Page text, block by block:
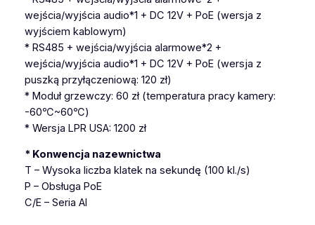
wejścia/wyjścia audio*1 + DC 12V + PoE (wersja z
wyjściem kablowym)
* RS485 + wejścia/wyjścia alarmowe*2 +
wejścia/wyjścia audio*1 + DC 12V + PoE (wersja z
puszką przyłączeniową: 120 zł)
* Moduł grzewczy: 60 zł (temperatura pracy kamery:
-60℃~60℃)
* Wersja LPR USA: 1200 zł
* Konwencja nazewnictwa
T – Wysoka liczba klatek na sekundę (100 kl./s)
P – Obsługa PoE
C/E – Seria AI